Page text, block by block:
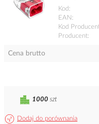
Kod
EAN
Kod
Producent
Cena brutto
Dodaj do porównania
1000 szt